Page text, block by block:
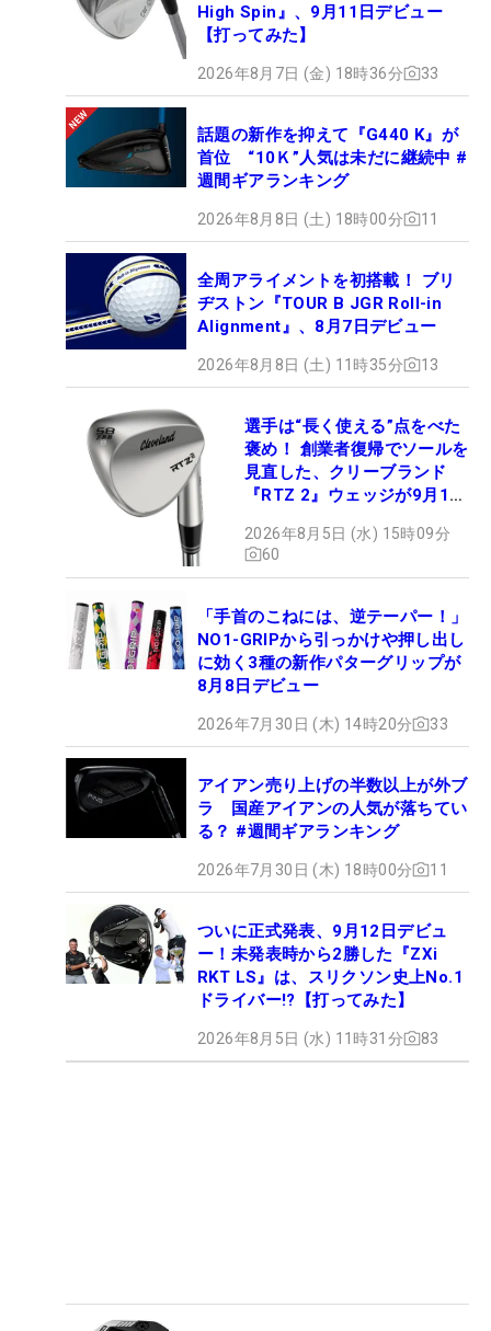
High Spin』、9月11日デビュー
【打ってみた】
2026年8月7日 (金) 18時36分 33
話題の新作を抑えて『G440 K』が
首位 “10Ｋ”人気は未だに継続中 #
週間ギアランキング
2026年8月8日 (土) 18時00分 11
全周アライメントを初搭載！ ブリ
ヂストン『TOUR B JGR Roll-in
Alignment』、8月7日デビュー
2026年8月8日 (土) 11時35分 13
選手は“長く使える”点をべた
褒め！ 創業者復帰でソールを
見直した、クリーブランド
『RTZ 2』ウェッジが9月12
2026年8月5日 (水) 15時09分
60
「手首のこねには、逆テーパー！」
NO1-GRIPから引っかけや押し出し
に効く3種の新作パターグリップが
8月8日デビュー
2026年7月30日 (木) 14時20分 33
アイアン売り上げの半数以上が外ブ
ラ 国産アイアンの人気が落ちてい
る？ #週間ギアランキング
2026年7月30日 (木) 18時00分 11
ついに正式発表、9月12日デビュ
ー！未発表時から2勝した『ZXi
RKT LS』は、スリクソン史上No.1
ドライバー!?【打ってみた】
2026年8月5日 (水) 11時31分 83